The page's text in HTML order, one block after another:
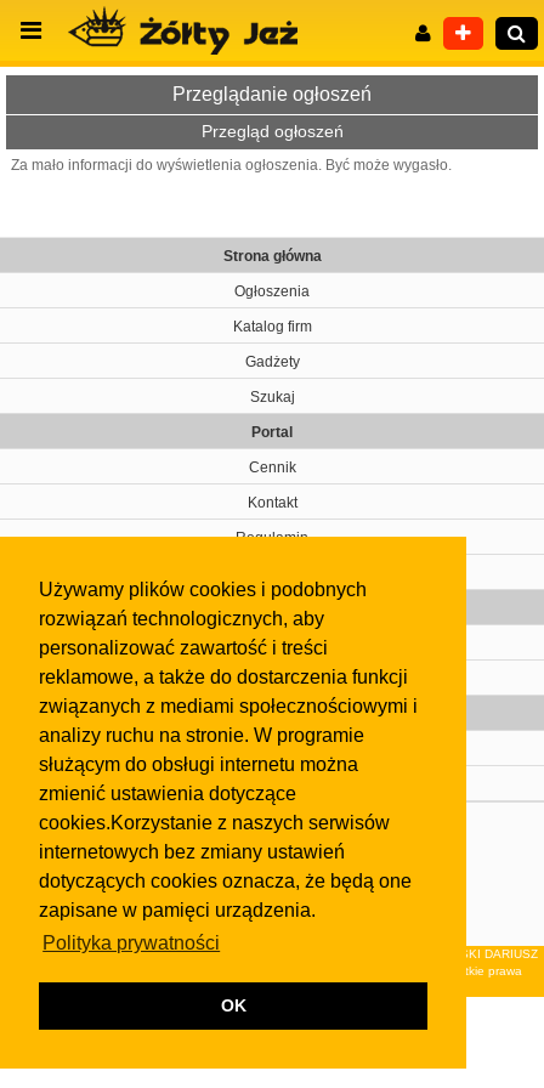
Używamy plików cookies i podobnych
rozwiązań technologicznych, aby
personalizować zawartość i treści
reklamowe, a także do dostarczenia funkcji
związanych z mediami społecznościowymi i
analizy ruchu na stronie. W programie
służącym do obsługi internetu można
zmienić ustawienia dotyczące
cookies.Korzystanie z naszych serwisów
internetowych bez zmiany ustawień
dotyczących cookies oznacza, że będą one
zapisane w pamięci urządzenia.
Polityka prywatności
OK
Przeglądanie ogłoszeń
Przegląd ogłoszeń
Za mało informacji do wyświetlenia ogłoszenia. Być może wygasło.
Strona główna
Ogłoszenia
Katalog firm
Gadżety
Szukaj
Portal
Cennik
Kontakt
Regulamin
Gazeta
Olkusz
Kontakt
Strefa dla biznesu
Biura nieruchomości
Dealerzy i autokomisy
Skontaktuj się z nami
regulaminuiPolityki Prywatności.
Klauzula FB
© 2026Wydawnictwo NEON sp. z o.o. (dawniej: FIRMA NEON MAREK KLUCZEWSKI DARIUSZ
KRAWCZYK s.c.) z siedzibą w Olkuszu, ul.Żuradzka 15, 32-300 Olkusz . Wszystkie prawa